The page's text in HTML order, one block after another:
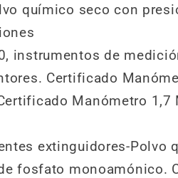
químico seco con
instrumentos de
Certificado
Manómetro 1,7
extinguidores-Polvo
fosfato monoamónico.